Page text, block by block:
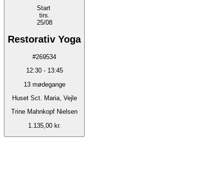
Start
tirs.
25/08
Restorativ Yoga
#269534
12:30- 13:45
13 mødegange
Huset Sct. Maria, Vejle
Trine Mahnkopf Nielsen
1.135,00 kr.